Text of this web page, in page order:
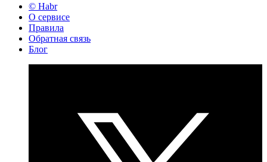
© Habr
О сервисе
Правила
Обратная связь
Блог